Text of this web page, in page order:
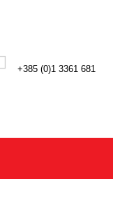
+385 (0)1 3361 681